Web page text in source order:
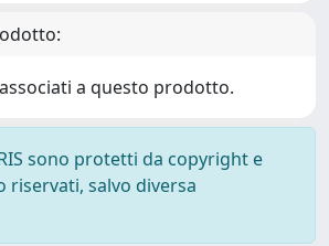
a questo prodotto.
sono protetti da copyright e
salvo diversa